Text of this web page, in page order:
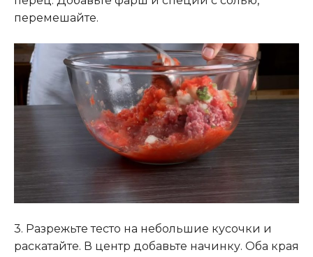
перемешайте.
3. Разрежьте тесто на небольшие кусочки и
раскатайте. В центр добавьте начинку. Оба края